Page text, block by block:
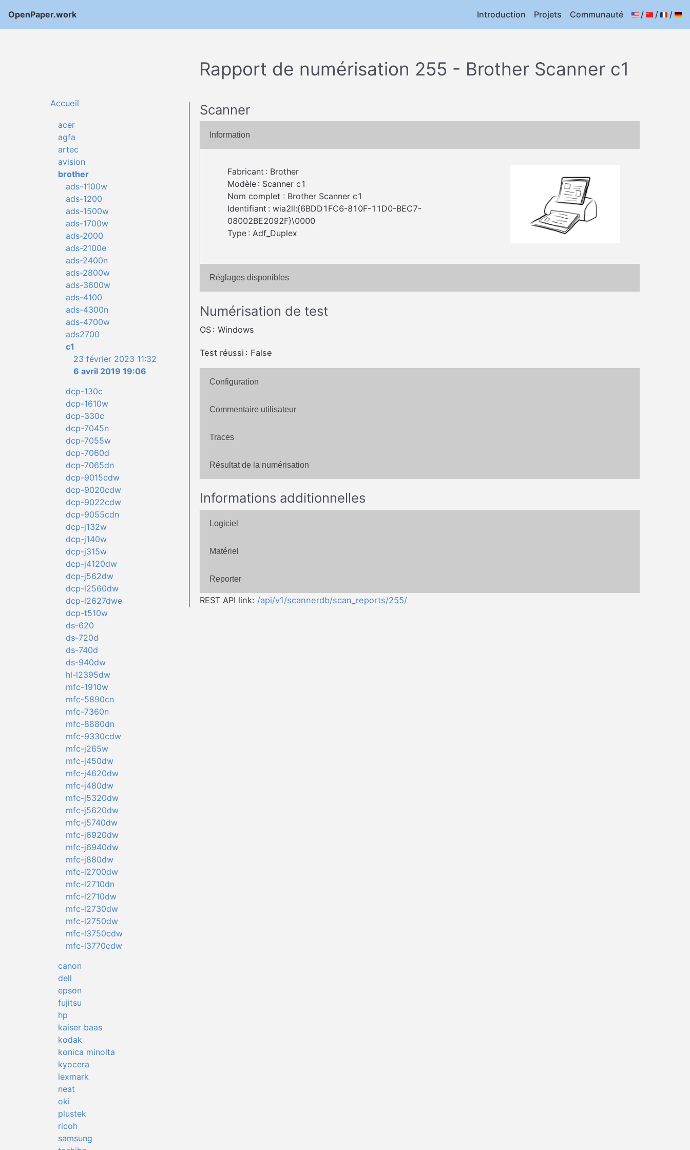
OpenPaper.work Introduction Projets Communauté / / /
Rapport de numérisation 255 - Brother Scanner c1
Accueil
acer
agfa
artec
avision
brother
ads-1100w
ads-1200
ads-1500w
ads-1700w
ads-2000
ads-2100e
ads-2400n
ads-2800w
ads-3600w
ads-4100
ads-4300n
ads-4700w
ads2700
c1
23 février 2023 11:32
6 avril 2019 19:06
dcp-130c
dcp-1610w
dcp-330c
dcp-7045n
dcp-7055w
dcp-7060d
dcp-7065dn
dcp-9015cdw
dcp-9020cdw
dcp-9022cdw
dcp-9055cdn
dcp-j132w
dcp-j140w
dcp-j315w
dcp-j4120dw
dcp-j562dw
dcp-l2560dw
dcp-l2627dwe
dcp-t510w
ds-620
ds-720d
ds-740d
ds-940dw
hl-l2395dw
mfc-1910w
mfc-5890cn
mfc-7360n
mfc-8880dn
mfc-9330cdw
mfc-j265w
mfc-j450dw
mfc-j4620dw
mfc-j480dw
mfc-j5320dw
mfc-j5620dw
mfc-j5740dw
mfc-j6920dw
mfc-j6940dw
mfc-j880dw
mfc-l2700dw
mfc-l2710dn
mfc-l2710dw
mfc-l2730dw
mfc-l2750dw
mfc-l3750cdw
mfc-l3770cdw
canon
dell
epson
fujitsu
hp
kaiser baas
kodak
konica minolta
kyocera
lexmark
neat
oki
plustek
ricoh
samsung
Scanner
Information
Fabricant : Brother
Modèle : Scanner c1
Nom complet : Brother Scanner c1
Identifiant : wia2ll:{6BDD1FC6-810F-11D0-BEC7-
08002BE2092F}\0000
Type : Adf_Duplex
Réglages disponibles
Numérisation de test
OS : Windows
Test réussi : False
Configuration
Commentaire utilisateur
Traces
Résultat de la numérisation
Informations additionnelles
Logiciel
Matériel
Reporter
REST API link: /api/v1/scannerdb/scan_reports/255/